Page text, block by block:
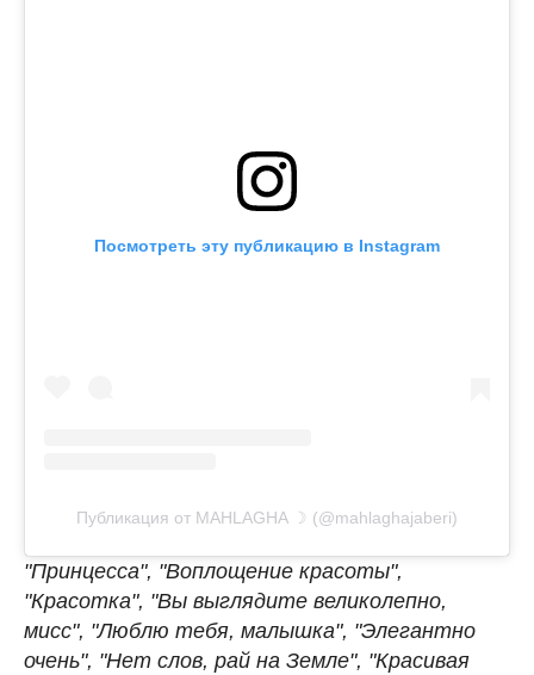
Посмотреть эту публикацию в Instagram
Публикация от MAHLAGHA ☽ (@mahlaghajaberi)
"Принцесса", "Воплощение красоты",
"Красотка", "Вы выглядите великолепно,
мисс", "Люблю тебя, малышка", "Элегантно
очень", "Нет слов, рай на Земле", "Красивая